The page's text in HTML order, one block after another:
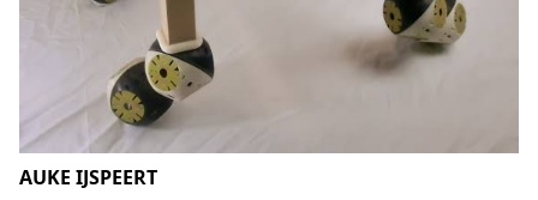
AUKE IJSPEERT